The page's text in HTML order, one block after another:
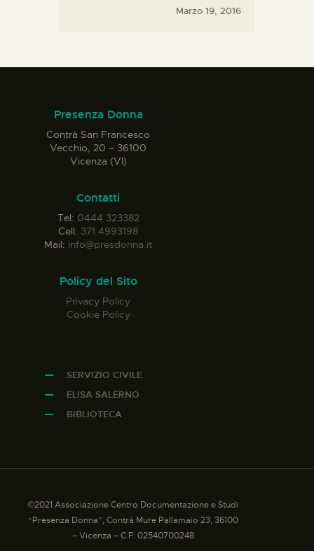
Marzo 19, 2016
Presenza Donna
Contrà San Francesco
Vecchio, 20 – 36100
Vicenza (VI)
Contatti
Tel: 0444 323382
Cell: 371 4993198
Mail: info@presdonna.it
Policy del Sito
Privacy Policy
Cookie Policy
SERVIZIO CIVILE
ELISA SALERNO
BIBLIOTECA
©2021 Associazione Centro Documentazione e Studi
“Presenza Donna”, Contrà Mure Pallamaio 23, 36100
– Vicenza – C.F: 02540700248